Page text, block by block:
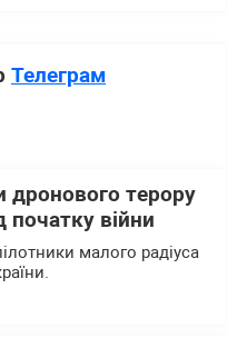
Телеграм
дронового терору
війни
малого радіуса